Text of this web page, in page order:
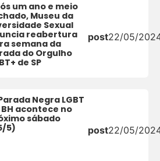
um ano e meio
Museu da
Sexual
reabertura
semana da
do Orgulho
de SP
post22/05/
Negra LGBT
acontece no
sábado
5)
post22/05/